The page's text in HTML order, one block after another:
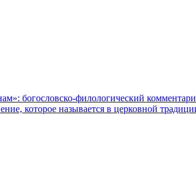
богословско-филологический
которое называется в церковной